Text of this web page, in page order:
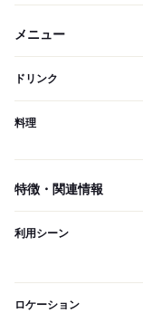
メニュー
ドリンク
料理
特徴・関連情報
利用シーン
ロケーション